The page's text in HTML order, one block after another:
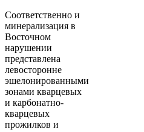
Соответственно и
минерализация в
Восточном
нарушении
представлена
левосторонне
эшелонированными
зонами кварцевых
и карбонатно-
кварцевых
прожилков и